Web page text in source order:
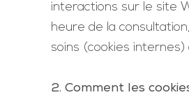
interactions sur le site
heure de la
soins (cookies
2. Comment les